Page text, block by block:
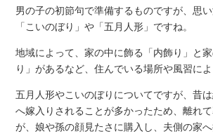
男の子の初節句で準備するものですが、思い
「こいのぼり」や「五月人形」ですね。
地域によって、家の中に飾る「内飾り」と
り」があるなど、住んでいる場所や風習によ
五月人形やこいのぼりについてですが、昔
へ嫁入りされることが多かったため、離れ
が、娘や孫の顔見たさに購入し、夫側の家